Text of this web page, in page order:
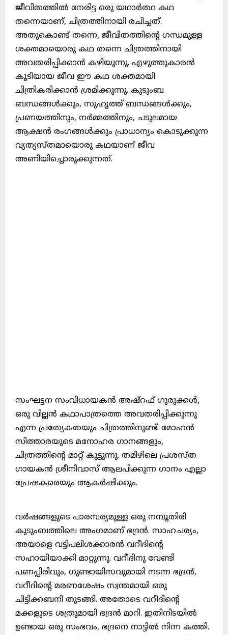
ജീവിതത്തിൽ നേരിട്ട ഒരു യഥാർത്ഥ കഥ
തന്നെയാണ്, ചിത്രത്തിനായി രചിച്ചത്.
അതുകൊണ്ട് തന്നെ, ജീവിതത്തിന്റെ ഗന്ധമുള്ള
ശക്തമായൊരു കഥ തന്നെ ചിത്രത്തിനായി
അവതരിപ്പിക്കാൻ കഴിയുന്നു. എഴുത്തുകാരൻ
കൂടിയായ ജീവ ഈ കഥ ശക്തമായി
ചിത്രികരിക്കാൻ ശ്രമിക്കുന്നു. കുടുംബ
ബന്ധങ്ങൾക്കും, സുഹൃത്ത് ബന്ധങ്ങൾക്കും,
പ്രണയത്തിനും, നർമ്മത്തിനും, ചടുലമായ
ആക്ഷൻ രംഗങ്ങൾക്കും പ്രാധാന്യം കൊടുക്കുന്ന
വ്യത്യസ്തമായൊരു കഥയാണ് ജീവ
അണിയിച്ചൊരുക്കുന്നത്.
സംഘട്ടന സംവിധായകൻ അഷ്റഫ് ഗുരുക്കൾ,
ഒരു വില്ലൻ കഥാപാത്രത്തെ അവതരിപ്പിക്കുന്നു
എന്ന പ്രത്യേകതയും ചിത്രത്തിനുണ്ട്. മോഹൻ
സിത്താരയുടെ മനോഹര ഗാനങ്ങളും,
ചിത്രത്തിന്റെ മാറ്റ് കൂട്ടുന്നു. തമിഴിലെ പ്രശസ്ത
ഗായകൻ ശ്രീനിവാസ് ആലപിക്കുന്ന ഗാനം എല്ലാ
പ്രേഷകരെയും ആകർഷിക്കും.
വർഷങ്ങളുടെ പാരമ്പര്യമുള്ള ഒരു നമ്പൂതിരി
കുടുംബത്തിലെ അംഗമാണ് ഭദ്രൻ. സാഹചര്യം,
അയാളെ വട്ടിപലിശക്കാരൻ വറീദിന്റെ
സഹായിയാക്കി മാറ്റുന്നു. വറീദിനു വേണ്ടി
പണപ്പിരിവും, ഗുണ്ടായിസവുമായി നടന്ന ഭദ്രൻ,
വറീദിന്റെ മരണശേഷം സ്വന്തമായി ഒരു
ചിട്ടിക്കബനി തുടങ്ങി. അതോടെ വറീദിന്റെ
മക്കളുടെ ശത്രുമായി ഭദ്രൻ മാറി. ഇതിനിടയിൽ
ഉണ്ടായ ഒരു സംഭവം, ഭദ്രനെ നാട്ടിൽ നിന്ന കത്തി.